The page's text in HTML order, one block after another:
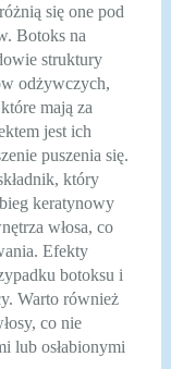
się one pod
Botoks na
struktury
odżywczych,
mają za
jest ich
puszenia się.
który
keratynowy
włosa, co
Efekty
botoksu i
Warto również
co nie
lub osłabionymi